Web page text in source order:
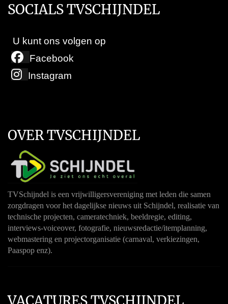
SOCIALS TVSCHIJNDEL
U kunt ons volgen op
Facebook
Instagram
OVER TVSCHIJNDEL
TVSchijndel is een vrijwilligersvereniging met leden die samen
zorgdragen voor het dagelijkse nieuws uit Schijndel, realisatie van
technische projecten, cameratechniek, beeldregie, editing,
interviews-voiceover, fotografie, nieuwsredactie/itemplanning,
webmastering en projectorganisatie (carnaval, verkiezingen,
Paaspop enz).